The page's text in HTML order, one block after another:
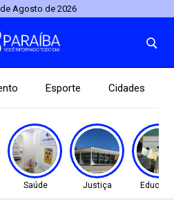
Agosto de 2026
Esporte Cidades
Saúde Justiça